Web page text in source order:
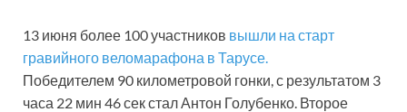
13 июня более 100 участников вышли на старт
гравийного веломарафона в Тарусе.
Победителем 90 километровой гонки, с результатом 3
часа 22 мин 46 сек стал Антон Голубенко. Второе